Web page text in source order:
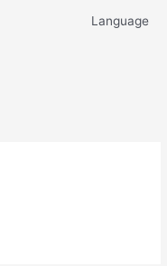
Language